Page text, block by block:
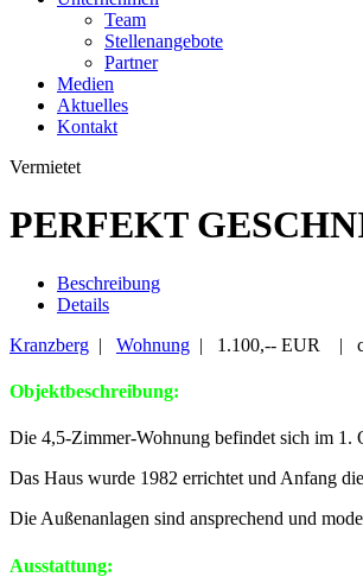
Team
Stellenangebote
Partner
Medien
Aktuelles
Kontakt
Vermietet
PERFEKT
Beschreibung
Details
Kranzberg | Wohnung | 1.100,-- EUR |
Objektbeschreibung:
Die 4,5-Zimmer-Wohnung befindet sich im 1.
Das Haus wurde 1982 errichtet und Anfang
Die Außenanlagen sind ansprechend und
Ausstattung: